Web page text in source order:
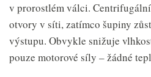
v prorostlém válci.
otvory v síti, zatímco šupiny
výstupu. Obvykle snižuje
pouze motorové síly – žádné